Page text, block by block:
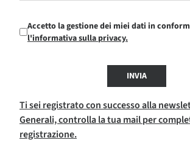
Accetto la gestione dei miei dati in
l'informativa sulla privacy.
INVIA
Ti sei registrato con successo alla
Generali, controlla la tua mail per
registrazione.